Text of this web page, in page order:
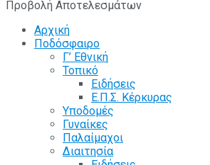
Προβολή Αποτελεσμάτων
Αρχική
Ποδόσφαιρο
Γ’ Εθνική
Τοπικό
Ειδήσεις
Ε.Π.Σ. Κέρκυρας
Υποδομές
Γυναίκες
Παλαίμαχοι
Διαιτησία